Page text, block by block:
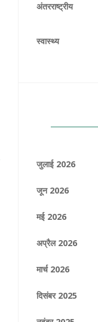
अंतरराष्ट्रीय
स्वास्थ्य
जुलाई 2026
जून 2026
मई 2026
अप्रैल 2026
मार्च 2026
दिसंबर 2025